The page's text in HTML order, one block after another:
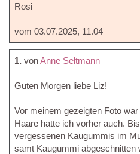
Rosi
vom 03.07.2025, 11.04
1. vonAnne Seltmann
Guten Morgen liebe Liz!
Vor meinem gezeigten Foto
Haare hatte ich vorher auch.
vergessenen Kaugummis im
samt Kaugummi abgeschnitten